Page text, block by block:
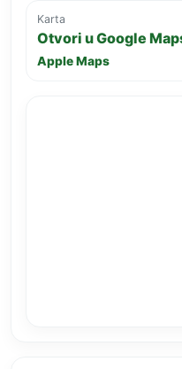
Karta
Otvori u Google
Apple Maps